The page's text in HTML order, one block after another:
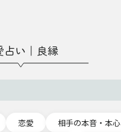
占い｜良縁
恋愛
相手の本音・本心